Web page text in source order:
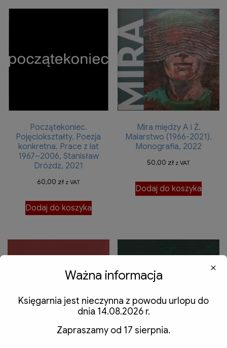
Początekoniec.
Pojęciokształty. Poezja
konkretna. Prace z lat
1967–2006, Stanisław
Dróżdż, 2021
60,00 zł z VAT
Dodaj do koszyka
Mira między A i Ż.
Malarstwo (1966-2021).
Monografia, 2022
50,00 zł z VAT
Dodaj do koszyka
Ważna informacja
Księgarnia jest nieczynna z powodu urlopu do
dnia 14.08.2026 r.
Zapraszamy od 17 sierpnia.